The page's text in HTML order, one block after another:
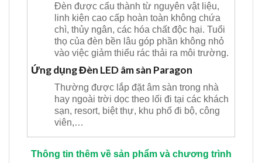
Đèn được cấu thành từ nguyên vật liệu,
linh kiện cao cấp hoàn toàn không chứa
chì, thủy ngân, các hóa chất độc hại. Tuổi
thọ của đèn bền lâu góp phần không nhỏ
vào việc giảm thiểu rác thải ra môi trường.
Ứng dụng Đèn LED âm sàn Paragon
Thường được lắp đặt âm sàn trong nhà
hay ngoài trời dọc theo lối đi tại các khách
sạn, resort, biệt thự, khu phố đi bộ, công
viên,…
Thông tin thêm về sản phẩm và chương trình